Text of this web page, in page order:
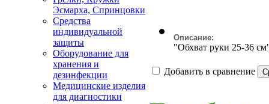
Эсмарха, Спринцовки
Средства
индивидуальной
защиты
Оборудование для
хранения и
дезинфекции
Медицинские изделия
для диагностики
Описание:
"Обхват руки 25-36
Добавить в сравнение